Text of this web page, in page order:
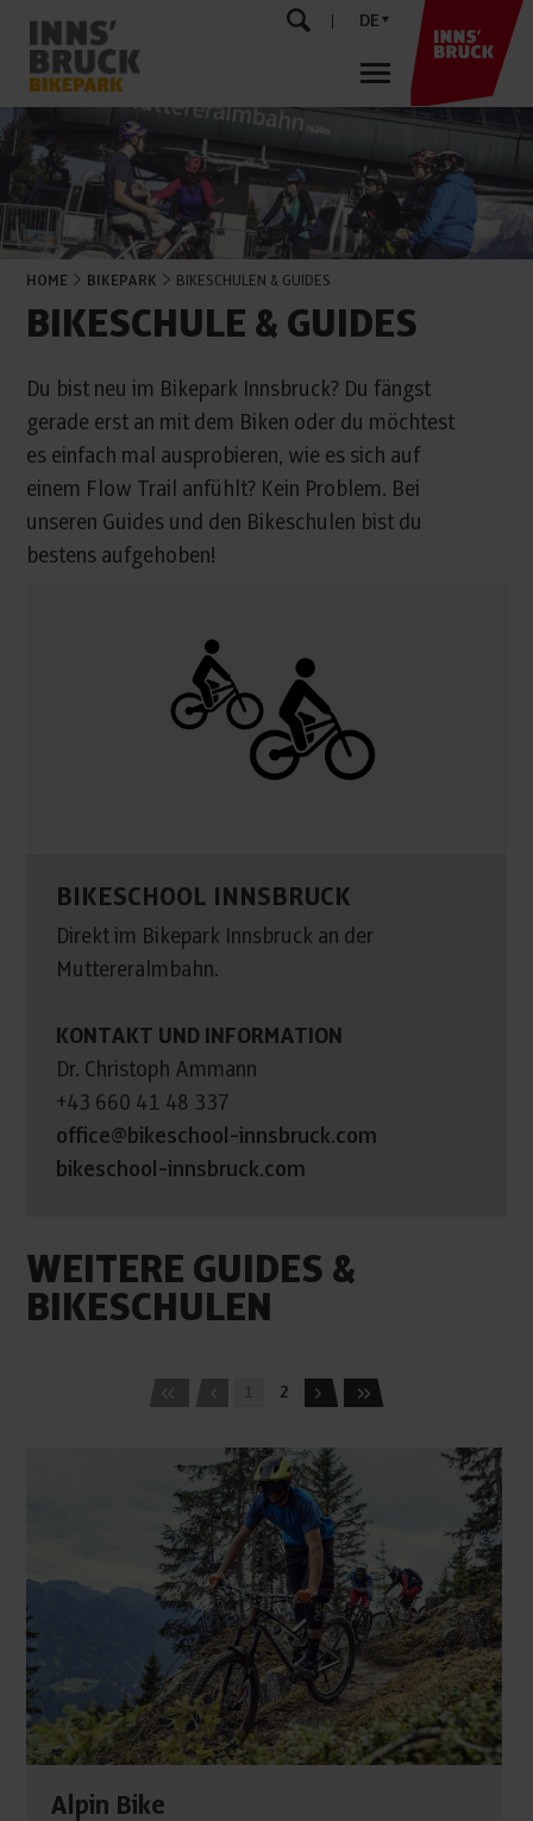
DE
HOME BIKEPARK BIKESCHULEN & GUIDES
BIKESCHULE & GUIDES
Du bist neu im Bikepark Innsbruck? Du fängst
gerade erst an mit dem Biken oder du möchtest
es einfach mal ausprobieren, wie es sich auf
einem Flow Trail anfühlt? Kein Problem. Bei
unseren Guides und den Bikeschulen bist du
bestens aufgehoben!
BIKESCHOOL INNSBRUCK
Direkt im Bikepark Innsbruck an der
Muttereralmbahn.
KONTAKT UND INFORMATION
Dr. Christoph Ammann
+43 660 41 48 337
office@bikeschool-innsbruck.com
bikeschool-innsbruck.com
WEITERE GUIDES &
BIKESCHULEN
2
Alpin Bike